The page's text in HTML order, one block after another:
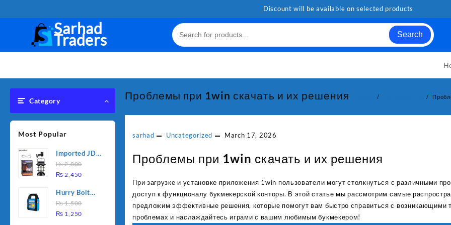
Discount will be available on selected products
Sarhad
Traders Search
Category
Most Popular
Imported JD
Solar sensor
Lamp JD-
₨2,800
Original
was:
₨ 2,800.
₨ 2,450Current
is:
₨ 2,450.
Hurry Bolt
Work Light
HB-9707B-2
₨1,500
Original
₨ 1,250Current
Проблемы при 1win скачать и их решения
sarhad Uncategorized March 17, 2026
Проблемы при 1win скачать и их решения
При загрузке и установке приложения 1win пользователи могут столкнуться с различными
доступ к функционалу букмекерской конторы. В этой статье мы рассмотрим самые
предложим эффективные решения, которые помогут вам быстро справиться с возникающими
проблемах и наслаждайтесь играми с вашим любимым букмекером!